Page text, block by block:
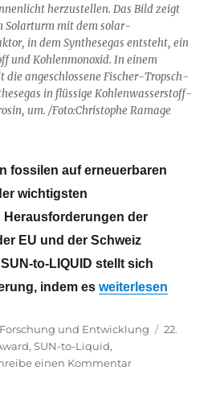
herzustellen. Das Bild zeigt
Solarturm mit dem solar-
in dem Synthesegas entsteht, ein
und Kohlenmonoxid. In einem
angeschlossene Fischer-Tropsch-
in flüssige Kohlenwasserstoff-
um. /Foto:Christophe Ramage
fossilen auf erneuerbaren
wichtigsten
der
EU und der Schweiz
to-LIQUID stellt sich
indem es„SUN-to-LIQUID
weiterlesen
Kategorien
Forschung und Entwicklung
22.
,SUN-to-Liquid,
einen Kommentarzu